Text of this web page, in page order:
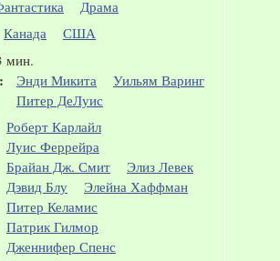
Драма
Канада США
мин.
Энди Микита
Уильям Варинг
Питер ДеЛуис
Роберт Карлайл
Луис Феррейра
Брайан Дж. Смит
Элиз Левек
Дэвид Блу
Элейна Хаффман
Питер Келамис
Патрик Гилмор
Дженнифер Спенс